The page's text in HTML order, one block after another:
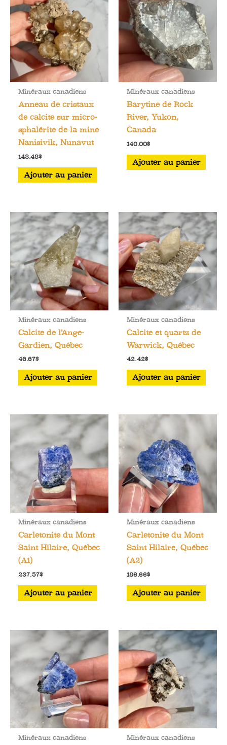
Minéraux canadiens
Anneau de cristaux
de calcite sur micro-
sphalérite de la mine
Nanisivik, Nunavut
148.48$
Ajouter au panier
Minéraux canadiens
Barytine de Rock
River, Yukon,
Canada
140.00$
Ajouter au panier
Minéraux canadiens
Calcite de l’Ange-
Gardien, Québec
46.67$
Ajouter au panier
Minéraux canadiens
Calcite et quartz de
Warwick, Québec
42.42$
Ajouter au panier
Minéraux canadiens
Carletonite du Mont
Saint Hilaire, Québec
(A1)
237.57$
Ajouter au panier
Minéraux canadiens
Carletonite du Mont
Saint Hilaire, Québec
(A2)
186.66$
Ajouter au panier
Minéraux canadiens Minéraux canadiens